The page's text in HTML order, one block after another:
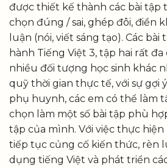
được thiết kế thành các bài tập
chọn đúng / sai, ghép đôi, điền
luận (nói, viết sáng tạo). Các
hành Tiếng Việt 3, tập hai rất
nhiều đối tượng học sinh khác
quỹ thời gian thực tế, với sự gợi
phụ huynh, các em có thể làm
chọn làm một số bài tập phù
tập của mình. Với việc thực hiện
tiếp tục củng cố kiến thức, rèn
dụng tiếng Việt và phát triển